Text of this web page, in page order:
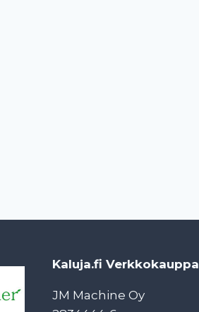
Kaluja.fi Verkkokauppa
JM Machine Oy